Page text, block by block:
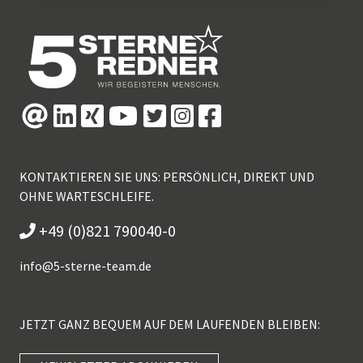
KONTAKTIEREN SIE UNS: PERSÖNLICH, DIREKT UND
OHNE WARTESCHLEIFE.
+49 (0)821 790040-0
info@5-sterne-team.de
JETZT GANZ BEQUEM AUF DEM LAUFENDEN BLEIBEN: